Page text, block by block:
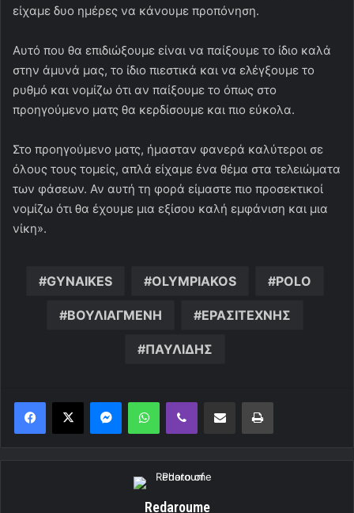
είχαμε δυο ημέρες να κάνουμε προπόνηση.
Αυτό που θα επιδιώξουμε είναι να παίξουμε το ίδιο καλά
στην άμυνά μας, το ίδιο πιεστικά και να ελέγξουμε το
ρυθμό και νομίζω ότι αν παίξουμε το όπως στο
προηγούμενο ματς θα κερδίσουμε και πιο εύκολα.
Στο προηγούμενο ματς, ήμασταν φανερά καλύτεροι σε
όλους τους τομείς, απλά είχαμε ένα θέμα στα τελειώματα
των φάσεων. Αν αυτή τη φορά είμαστε πιο προσεκτικοί
νομίζω ότι θα έχουμε μια εξίσου καλή εμφάνιση και μια
νίκη».
GYNAIKES OLYMPIAKOS POLO
ΒΟΥΛΙΑΓΜΕΝΗ ΕΡΑΣΙΤΕΧΝΗΣ
ΠΑΥΛΙΔΗΣ
MessengerWhatsAppViber Κοινοποίηση μέσω ηλεκτρονικού ταχυδρομείουΕκτύπωση
Redaroume